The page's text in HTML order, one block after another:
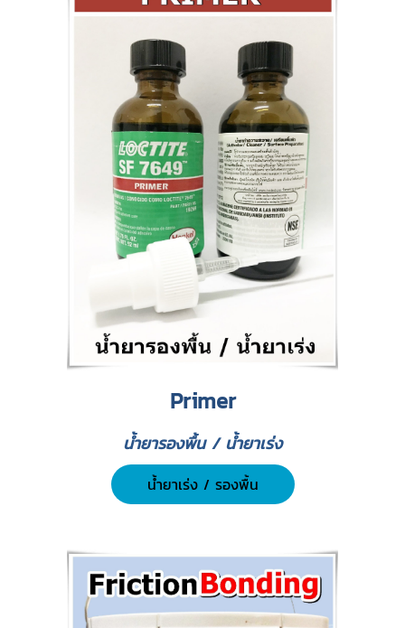
Primer
น้ำยารองพื้น / น้ำยาเร่ง
น้ำยาเร่ง / รองพื้น